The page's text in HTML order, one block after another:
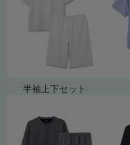
半袖上下セット